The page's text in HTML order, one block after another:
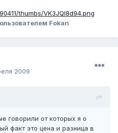
thumbs/VK3JQl8d94.png
Fokan
2009
говорили от которых я о
факт это цена и разница в